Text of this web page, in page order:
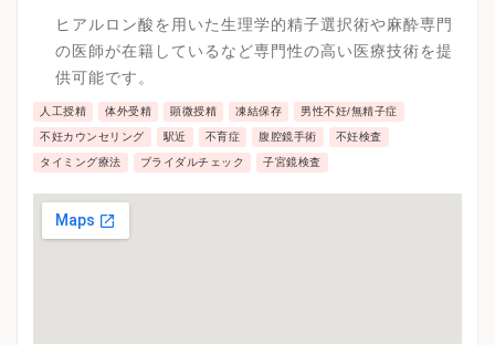
です。
ヒアルロン酸を用いた生理学的精子選択術や麻酔専門
の医師が在籍しているなど専門性の高い医療技術を提
供可能です。
人工授精 体外受精 顕微授精 凍結保存 男性不妊/無精子症
不妊カウンセリング 駅近 不育症 腹腔鏡手術 不妊検査
タイミング療法 ブライダルチェック 子宮鏡検査